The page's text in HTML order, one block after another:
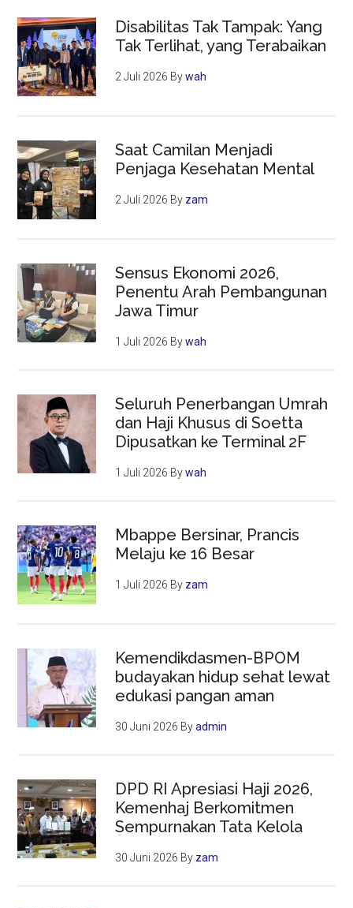
Disabilitas Tak Tampak: Yang
Tak Terlihat, yang Terabaikan
2 Juli 2026 Bywah
Saat Camilan Menjadi
Penjaga Kesehatan Mental
2 Juli 2026 By zam
Sensus Ekonomi 2026,
Penentu Arah Pembangunan
Jawa Timur
1 Juli 2026 Bywah
Seluruh Penerbangan Umrah
dan Haji Khusus di Soetta
Dipusatkan ke Terminal 2F
1 Juli 2026 Bywah
Mbappe Bersinar, Prancis
Melaju ke 16 Besar
1 Juli 2026 By zam
Kemendikdasmen-BPOM
budayakan hidup sehat lewat
edukasi pangan aman
30 Juni 2026 Byadmin
DPD RI Apresiasi Haji 2026,
Kemenhaj Berkomitmen
Sempurnakan Tata Kelola
30 Juni 2026 By zam